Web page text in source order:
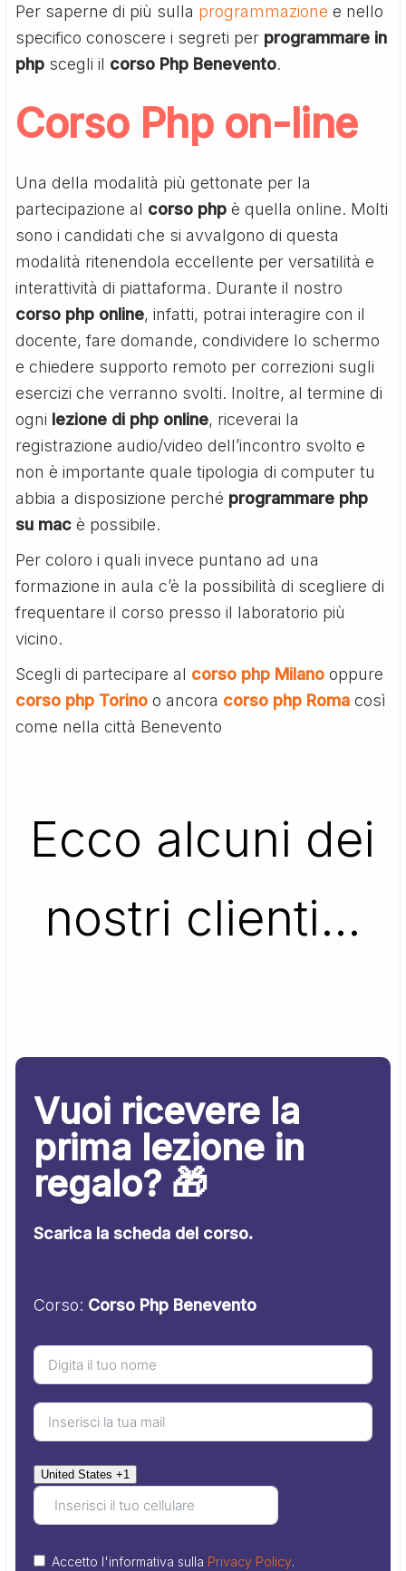
Per saperne di più sulla programmazione e nello
specifico conoscere i segreti per programmare in
php scegli il corso Php Benevento.
Corso Php on-line
Una della modalità più gettonate per la
partecipazione al corso php è quella online. Molti
sono i candidati che si avvalgono di questa
modalità ritenendola eccellente per versatilità e
interattività di piattaforma. Durante il nostro
corso php online, infatti, potrai interagire con il
docente, fare domande, condividere lo schermo
e chiedere supporto remoto per correzioni sugli
esercizi che verranno svolti. Inoltre, al termine di
ogni lezione di php online, riceverai la
registrazione audio/video dell’incontro svolto e
non è importante quale tipologia di computer tu
abbia a disposizione perché programmare php
su mac è possibile.
Per coloro i quali invece puntano ad una
formazione in aula c’è la possibilità di scegliere di
frequentare il corso presso il laboratorio più
vicino.
Scegli di partecipare al corso php Milano oppure
corso php Torino o ancora corso php Roma così
come nella città Benevento
Ecco alcuni dei
nostri clienti…
Vuoi ricevere la
prima lezione in
regalo? 🎁
Scarica la scheda del corso.
Corso: Corso Php Benevento
United States +1
Accetto l'informativa sulla Privacy Policy.